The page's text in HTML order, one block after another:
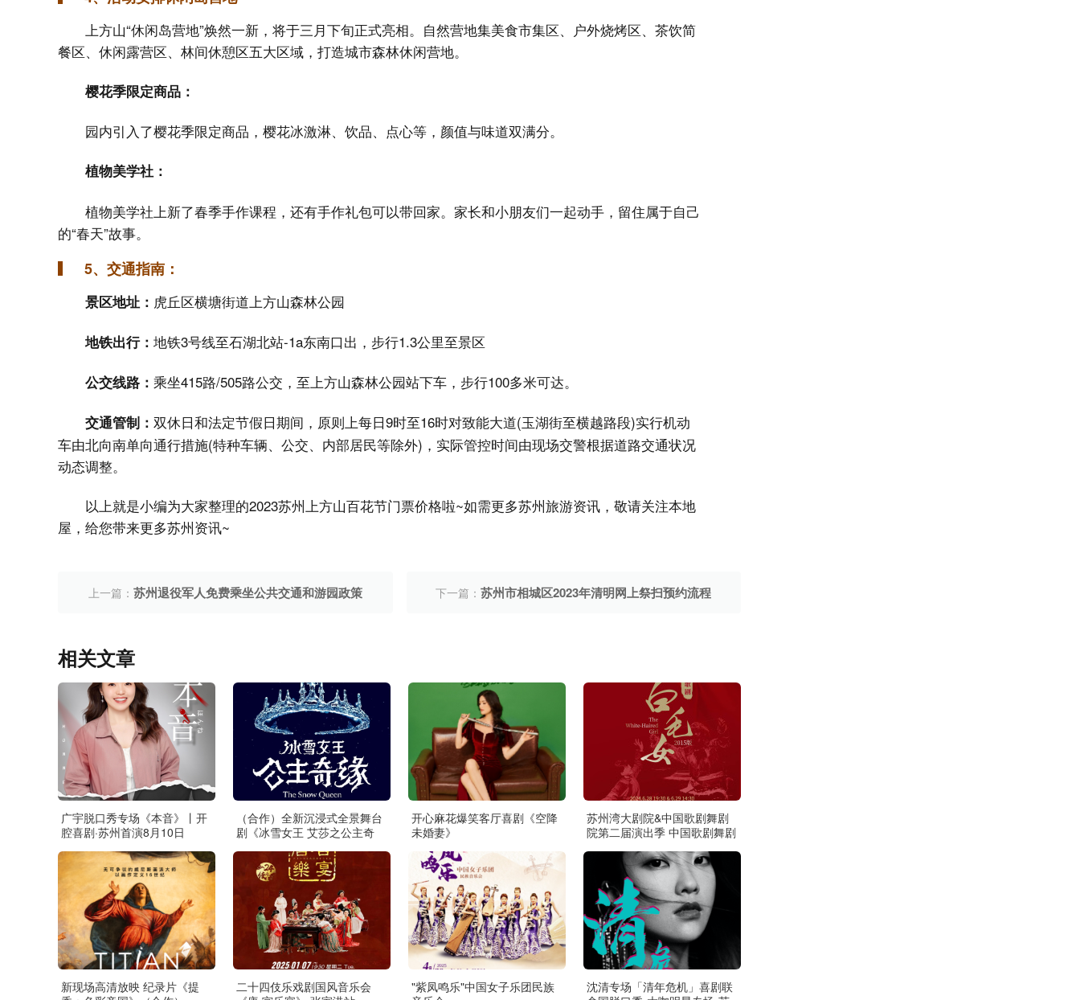
上方山“休闲岛营地”焕然一新，将于三月下旬正式亮相。自然营地集美食市集区、户外烧烤区、茶饮简
餐区、休闲露营区、林间休憩区五大区域，打造城市森林休闲营地。
樱花季限定商品：
园内引入了樱花季限定商品，樱花冰激淋、饮品、点心等，颜值与味道双满分。
植物美学社：
植物美学社上新了春季手作课程，还有手作礼包可以带回家。家长和小朋友们一起动手，留住属于自己
的“春天”故事。
5、交通指南：
景区地址： 虎丘区横塘街道上方山森林公园
地铁出行： 地铁3号线至石湖北站-1a东南口出，步行1.3公里至景区
公交线路： 乘坐415路/505路公交，至上方山森林公园站下车，步行100多米可达。
交通管制： 双休日和法定节假日期间，原则上每日9时至16时对致能大道(玉湖街至横越路段)实行机动
车由北向南单向通行措施(特种车辆、公交、内部居民等除外)，实际管控时间由现场交警根据道路交通状况
动态调整。
以上就是小编为大家整理的2023苏州上方山百花节门票价格啦~如需更多苏州旅游资讯，敬请关注本地
屋，给您带来更多苏州资讯~
上一篇： 苏州退役军人免费乘坐公共交通和游园政策 下一篇：苏州市相城区2023年清明网上祭扫预约流程
相关文章
广宇脱口秀专场《本音》丨开
腔喜剧·苏州首演8月10日
（合作）全新沉浸式全景舞台
剧《冰雪女王 艾莎之公主奇
开心麻花爆笑客厅喜剧《空降
未婚妻》
苏州湾大剧院&中国歌剧舞剧
院第二届演出季 中国歌剧舞剧
新现场高清放映 纪录片《提
二十四伎乐戏剧国风音乐会
"紫凤鸣乐"中国女子乐团民族
沈清专场「清年危机」喜剧联